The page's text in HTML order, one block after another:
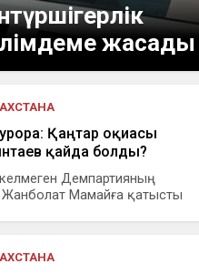
жасады
Қаңтар оқиғасы
қайда болды?
Демпартияның
Мамайға қатысты